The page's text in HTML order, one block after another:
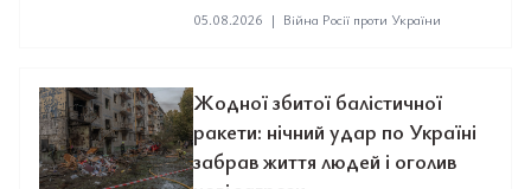
05.08.2026 | Війна Росії проти України
Жодної збитої балістичної
ракети: нічний удар по Україні
забрав життя людей і оголив